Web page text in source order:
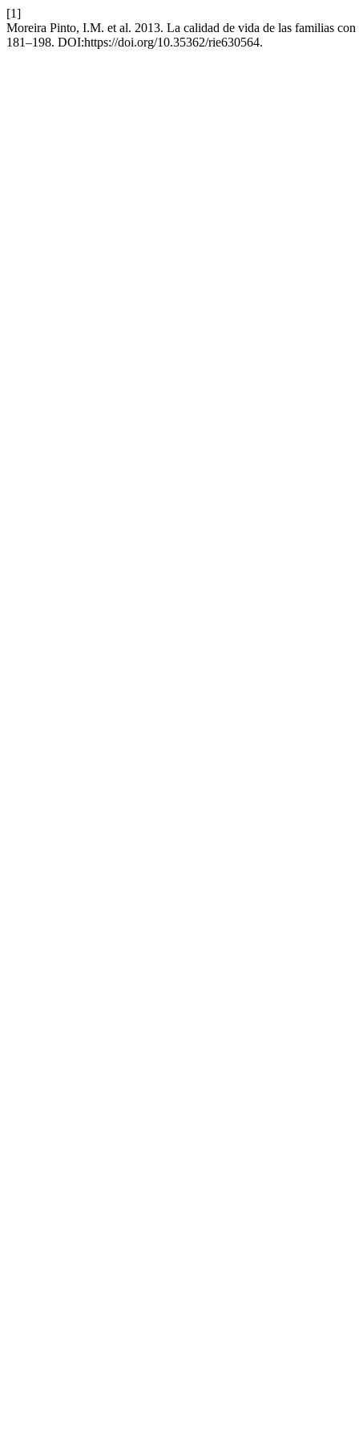
[1]
Moreira Pinto, I.M. et al. 2013. La calidad de vida de las familias con
181–198. DOI:https://doi.org/10.35362/rie630564.